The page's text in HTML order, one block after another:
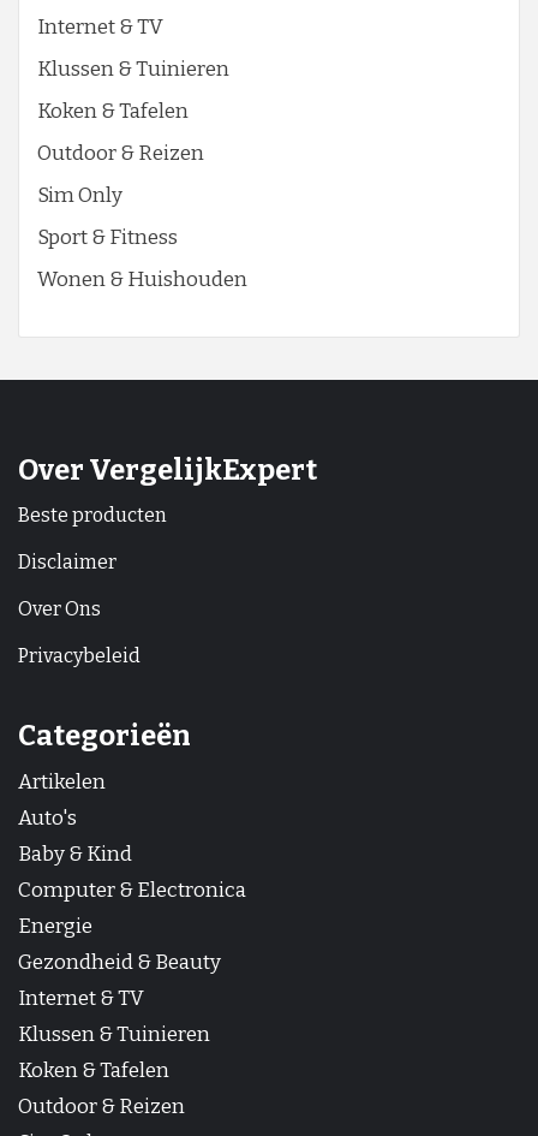
Internet & TV
Klussen & Tuinieren
Koken & Tafelen
Outdoor & Reizen
Sim Only
Sport & Fitness
Wonen & Huishouden
Over VergelijkExpert
Beste producten
Disclaimer
Over Ons
Privacybeleid
Categorieën
Artikelen
Auto's
Baby & Kind
Computer & Electronica
Energie
Gezondheid & Beauty
Internet & TV
Klussen & Tuinieren
Koken & Tafelen
Outdoor & Reizen